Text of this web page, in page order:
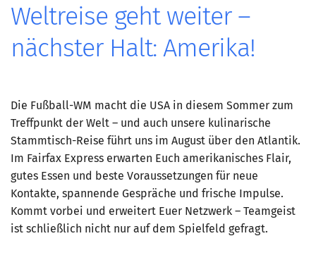
MARKETING PIONIERE
Marketing Pioniere im BVMC
MCM Club TV
MITGLIEDSCHAFT
Mitglied werden
PODCAST
Weltreise geht weiter –
nächster Halt: Amerika!
Die Fußball-WM macht die USA in diesem Sommer zum
Treffpunkt der Welt – und auch unsere kulinarische
Stammtisch-Reise führt uns im August über den Atlantik.
Im Fairfax Express erwarten Euch amerikanisches Flair,
gutes Essen und beste Voraussetzungen für neue
Kontakte, spannende Gespräche und frische Impulse.
Kommt vorbei und erweitert Euer Netzwerk – Teamgeist
ist schließlich nicht nur auf dem Spielfeld gefragt.